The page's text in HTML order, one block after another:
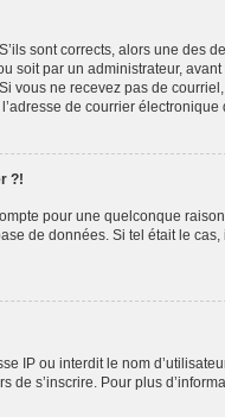
sont corrects, alors une
soit par un administrateur,
vous ne recevez pas de
de courrier
?!
pour une quelconque
de données. Si tel était le
IP ou interdit le nom
s’inscrire. Pour plus